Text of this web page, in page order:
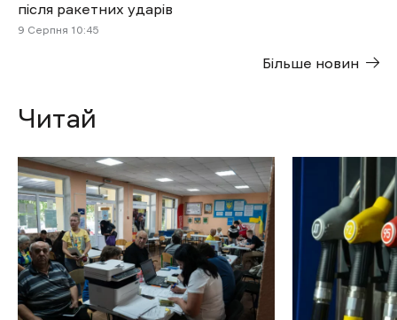
після ракетних ударів
9 Cерпня 10:45
Більше новин
Читай